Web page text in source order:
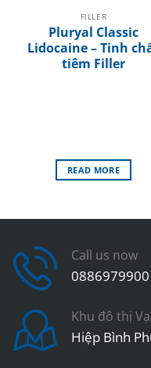
FILLER
Pluryal Classic
Lidocaine – Tinh
tiêm Filler
READ MORE
Call us now
0886979900
Khu đô thị
Hiệp Bình